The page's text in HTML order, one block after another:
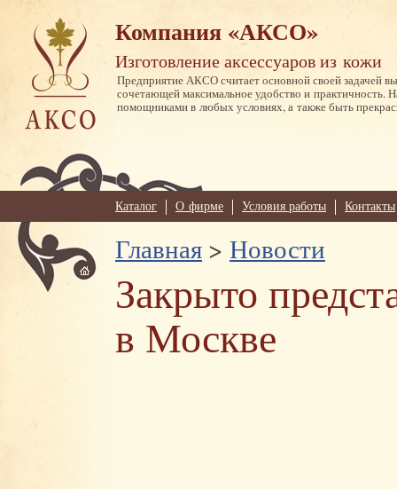
Компания «АКСО»
Изготовление аксессуаров из кожи
Предприятие АКСО считает основной своей задачей
сочетающей максимальное удобство и практичность.
помощниками в любых условиях, а также быть
Каталог О фирме Условия работы Контакты
Главная > Новости
Закрыто
в Москве